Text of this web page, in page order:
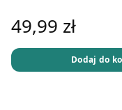
49,99 zł
Dodaj do